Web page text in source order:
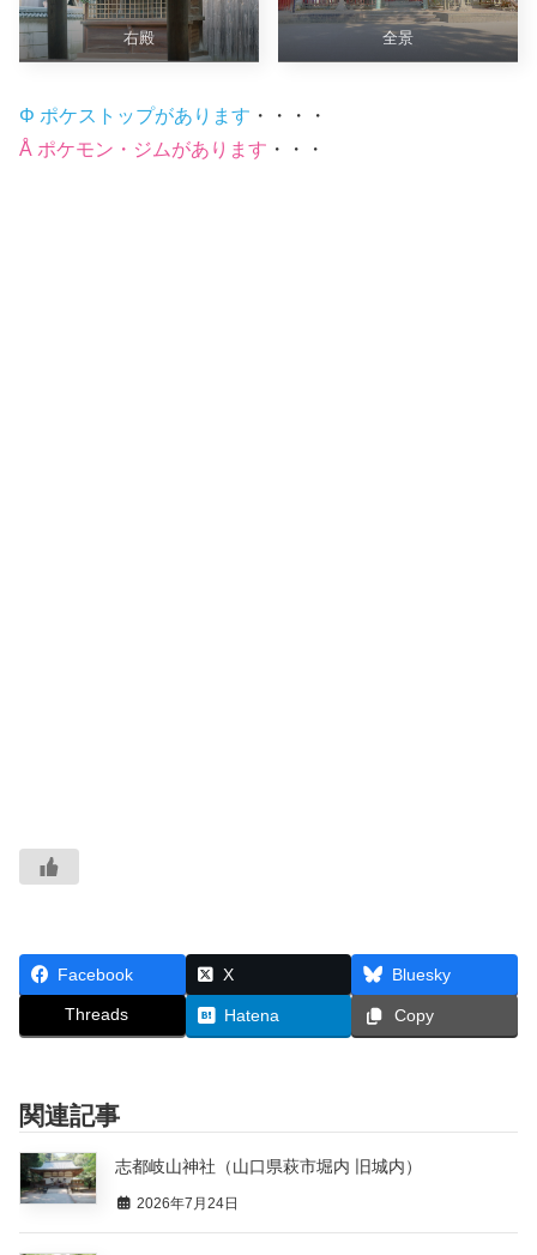
右殿 全景
Φ ポケストップがあります ・・・・
Å ポケモン・ジムがあります ・・・
Facebook X Bluesky
Threads Hatena Copy
関連記事
志都岐山神社（山口県萩市堀内 旧城内）
2026年7月24日